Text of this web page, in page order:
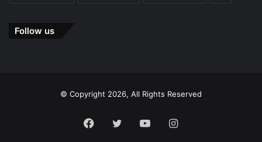
Follow us
© Copyright 2026, All Rights Reserved
Facebook
TwitterYouTubeInstagram